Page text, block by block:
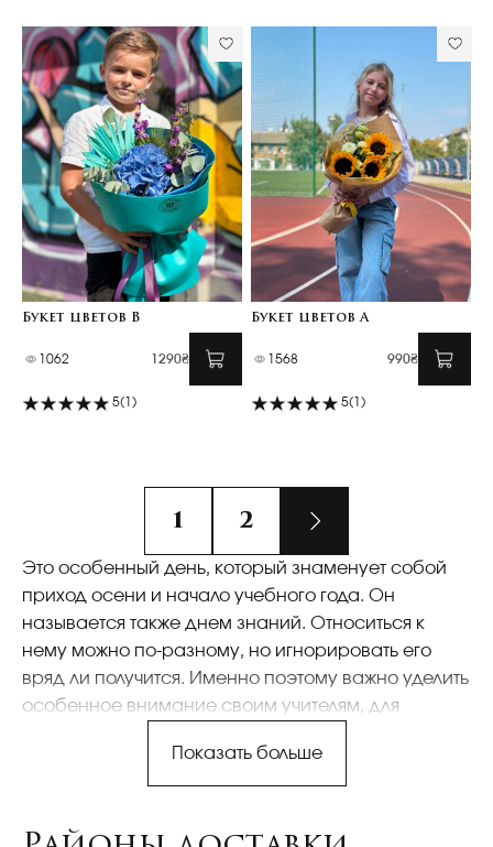
Букет цветов В
1062 1290₴
5(1)
Букет цветов А
1568 990₴
5(1)
1 2
Это особенный день, который знаменует собой
приход осени и начало учебного года. Он
называется также днем знаний. Относиться к
нему можно по-разному, но игнорировать его
вряд ли получится. Именно поэтому важно уделить
особенное внимание своим учителям, для
полезным и желанным подарком. Выбрать букет
на 1 сентября не составит никакого труда, если
большой ассортимент, в котором представлены
Показать больше